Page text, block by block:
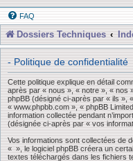
FAQ
Dossiers Techniques
- Politique de confidentialité
Cette politique explique en détail
après par « nous », « notre », « nos
phpBB (désigné ci-après par « ils »,
« www.phpbb.com », « phpBB
information collectée pendant
(désignée ci-après par « vos
Vos informations sont collectées de
« », le logiciel phpBB créera un
textes téléchargés dans les fichiers